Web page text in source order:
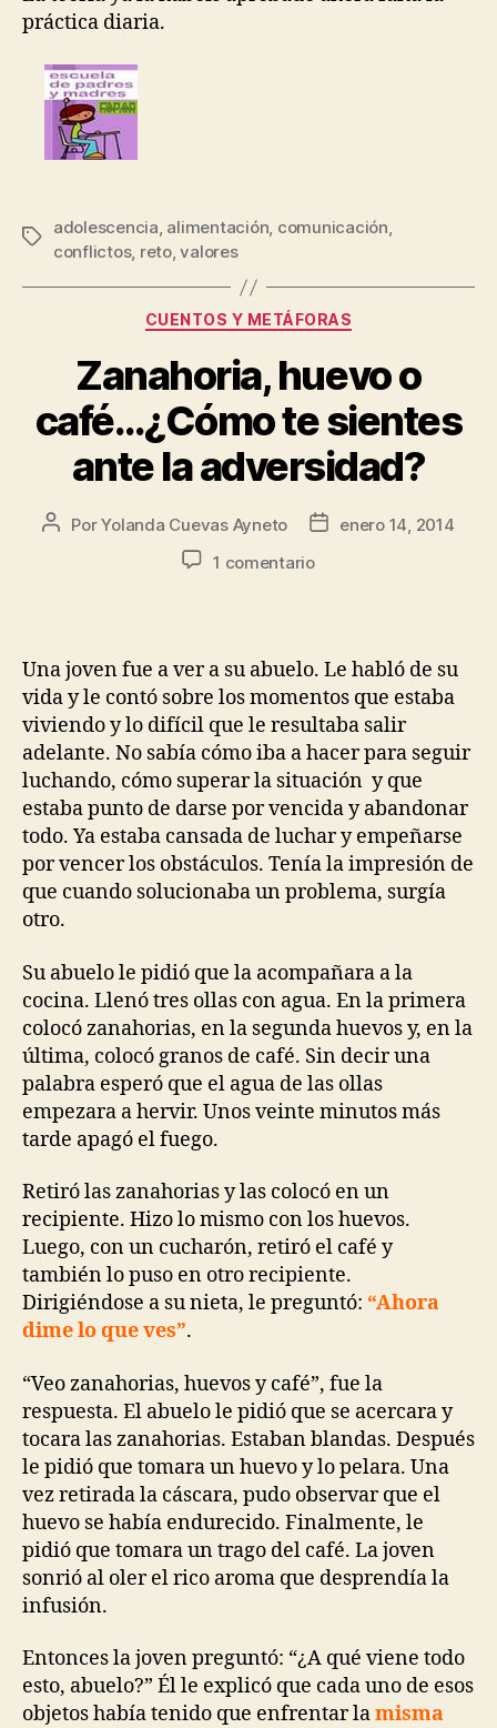
práctica diaria.
adolescencia, alimentación, comunicación,
conflictos, reto,valores
CUENTOS Y METÁFORAS
Zanahoria, huevo o
café…¿Cómo te sientes
ante la adversidad?
PorYolanda Cuevas Ayneto
enero 14, 2014
1 comentario
Una joven fue a ver a su abuelo. Le habló de su
vida y le contó sobre los momentos que estaba
viviendo y lo difícil que le resultaba salir
adelante. No sabía cómo iba a hacer para seguir
luchando, cómo superar la situación y que
estaba punto de darse por vencida y abandonar
todo. Ya estaba cansada de luchar y empeñarse
por vencer los obstáculos. Tenía la impresión de
que cuando solucionaba un problema, surgía
otro.
Su abuelo le pidió que la acompañara a la
cocina. Llenó tres ollas con agua. En la primera
colocó zanahorias, en la segunda huevos y, en la
última, colocó granos de café. Sin decir una
palabra esperó que el agua de las ollas
empezara a hervir. Unos veinte minutos más
tarde apagó el fuego.
Retiró las zanahorias y las colocó en un
recipiente. Hizo lo mismo con los huevos.
Luego, con un cucharón, retiró el café y
también lo puso en otro recipiente.
Dirigiéndose a su nieta, le preguntó: “Ahora
dime lo que ves”.
“Veo zanahorias, huevos y café”, fue la
respuesta. El abuelo le pidió que se acercara y
tocara las zanahorias. Estaban blandas. Después
le pidió que tomara un huevo y lo pelara. Una
vez retirada la cáscara, pudo observar que el
huevo se había endurecido. Finalmente, le
pidió que tomara un trago del café. La joven
sonrió al oler el rico aroma que desprendía la
infusión.
Entonces la joven preguntó: “¿A qué viene todo
esto, abuelo?” Él le explicó que cada uno de esos
objetos había tenido que enfrentar lamisma